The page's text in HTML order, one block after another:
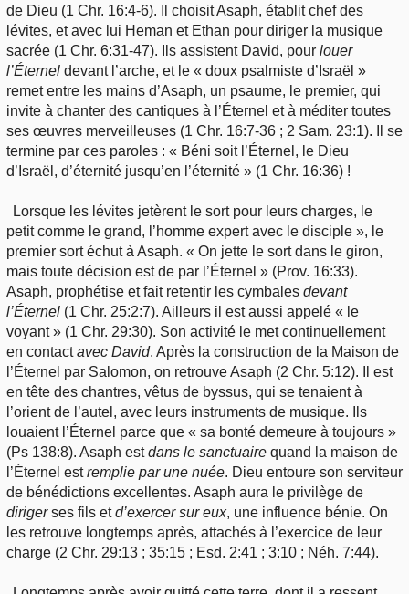
de Dieu (1 Chr. 16:4-6). Il choisit Asaph, établit chef des
lévites, et avec lui Heman et Ethan pour diriger la musique
sacrée (1 Chr. 6:31-47). Ils assistent David, pour louer
l’Éternel devant l’arche, et le « doux psalmiste d’Israël »
remet entre les mains d’Asaph, un psaume, le premier, qui
invite à chanter des cantiques à l’Éternel et à méditer toutes
ses œuvres merveilleuses (1 Chr. 16:7-36 ; 2 Sam. 23:1). Il se
termine par ces paroles : « Béni soit l’Éternel, le Dieu
d’Israël, d’éternité jusqu’en l’éternité » (1 Chr. 16:36) !
Lorsque les lévites jetèrent le sort pour leurs charges, le
petit comme le grand, l’homme expert avec le disciple », le
premier sort échut à Asaph. « On jette le sort dans le giron,
mais toute décision est de par l’Éternel » (Prov. 16:33).
Asaph, prophétise et fait retentir les cymbales devant
l’Éternel (1 Chr. 25:2:7). Ailleurs il est aussi appelé « le
voyant » (1 Chr. 29:30). Son activité le met continuellement
en contactavec David. Après la construction de la Maison de
l’Éternel par Salomon, on retrouve Asaph (2 Chr. 5:12). Il est
en tête des chantres, vêtus de byssus, qui se tenaient à
l’orient de l’autel, avec leurs instruments de musique. Ils
louaient l’Éternel parce que « sa bonté demeure à toujours »
(Ps 138:8). Asaph estdans le sanctuaire quand la maison de
l’Éternel estremplie par une nuée. Dieu entoure son serviteur
de bénédictions excellentes. Asaph aura le privilège de
dirigerses fils etd’exercersur eux, une influence bénie. On
les retrouve longtemps après, attachés à l’exercice de leur
charge (2 Chr. 29:13 ; 35:15 ; Esd. 2:41 ; 3:10 ; Néh. 7:44).